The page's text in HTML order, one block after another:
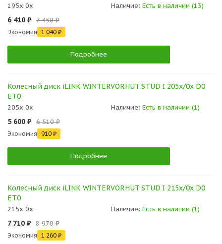
195x 0x Наличие: Есть в наличии (13)
6 410 ₽ 7 450 ₽
Экономия 1 040 ₽
Подробнее
Колесный диск iLINK WINTERVORHUT STUD I 205x/0x D0
ET0
205x 0x Наличие: Есть в наличии (1)
5 600 ₽ 6 510 ₽
Экономия 910 ₽
Подробнее
Колесный диск iLINK WINTERVORHUT STUD I 215x/0x D0
ET0
215x 0x Наличие: Есть в наличии (1)
7 710 ₽ 8 970 ₽
Экономия 1 260 ₽